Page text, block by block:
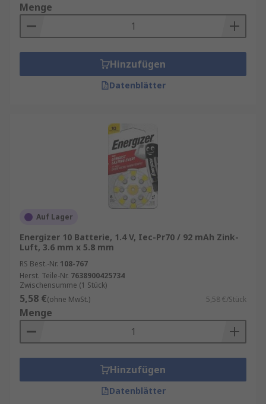
Menge
Hinzufügen
Datenblätter
Auf Lager
Energizer 10 Batterie, 1.4 V, Iec-Pr70 / 92 mAh Zink-
Luft, 3.6 mm x 5.8 mm
RS Best.-Nr. 108-767
Herst. Teile-Nr. 7638900425734
Zwischensumme (1 Stück)
5,58 €(ohne MwSt.) 5,58 €/Stück
Menge
Hinzufügen
Datenblätter